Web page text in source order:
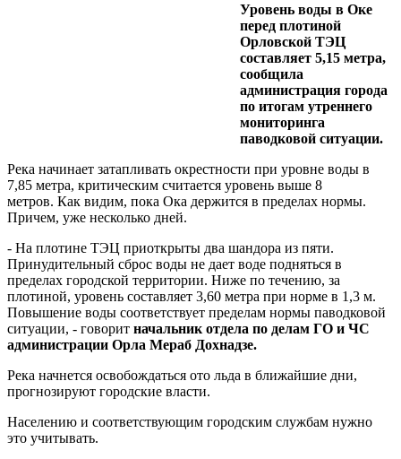
Уровень воды в Оке
перед плотиной
Орловской ТЭЦ
составляет 5,15 метра,
сообщила
администрация города
по итогам утреннего
мониторинга
паводковой ситуации.
Река начинает затапливать окрестности при уровне воды в
7,85 метра, критическим считается уровень выше 8
метров. Как видим, пока Ока держится в пределах нормы.
Причем, уже несколько дней.
- На плотине ТЭЦ приоткрыты два шандора из пяти.
Принудительный сброс воды не дает воде подняться в
пределах городской территории. Ниже по течению, за
плотиной, уровень составляет 3,60 метра при норме в 1,3 м.
Повышение воды соответствует пределам нормы паводковой
ситуации, - говорит начальник отдела по делам ГО и ЧС
администрации Орла Мераб Дохнадзе.
Река начнется освобождаться ото льда в ближайшие дни,
прогнозируют городские власти.
Населению и соответствующим городским службам нужно
это учитывать.